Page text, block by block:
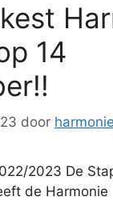
14
door
2023 De
de Harmonie